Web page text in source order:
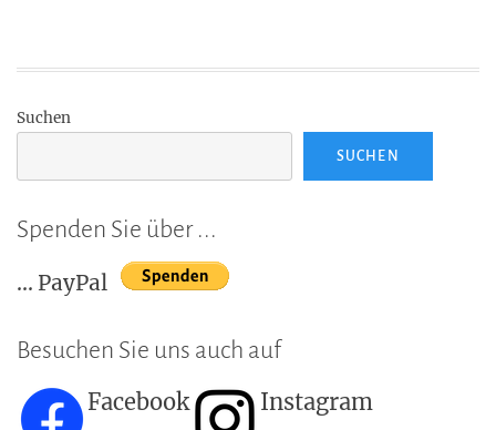
Suchen
SUCHEN
Spenden Sie über ...
... PayPal
Besuchen Sie uns auch auf
Facebook Instagram